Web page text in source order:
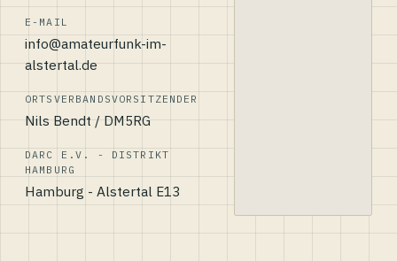
E-MAIL
info@amateurfunk-im-
alstertal.de
ORTSVERBANDSVORSITZENDER
Nils Bendt / DM5RG
DARC E.V. - DISTRIKT
HAMBURG
Hamburg - Alstertal E13